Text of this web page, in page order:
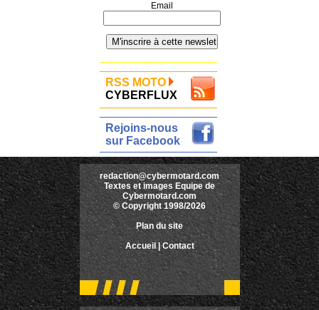
Email
RSS MOTO
CYBERFLUX
Rejoins-nous
sur Facebook
redaction@cybermotard.com
Textes et images Equipe de
Cybermotard.com
© Copyright 1998/2026
Plan du site
Accueil |Contact